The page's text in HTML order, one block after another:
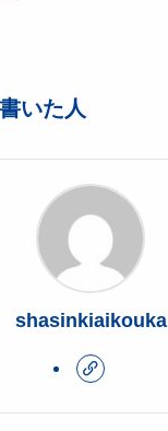
いた人
shasinkiaikouka